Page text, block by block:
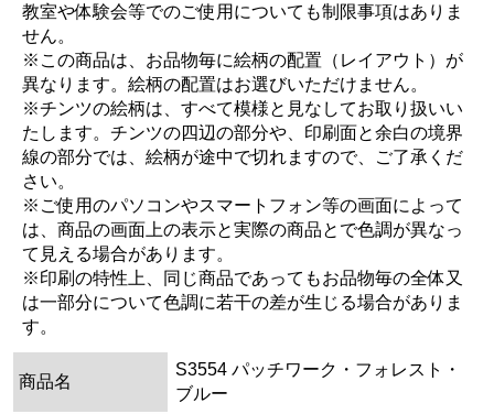
教室や体験会等でのご使用についても制限事項はありま
せん。
※この商品は、お品物毎に絵柄の配置（レイアウト）が
異なります。絵柄の配置はお選びいただけません。
※チンツの絵柄は、すべて模様と見なしてお取り扱いい
たします。チンツの四辺の部分や、印刷面と余白の境界
線の部分では、絵柄が途中で切れますので、ご了承くだ
さい。
※ご使用のパソコンやスマートフォン等の画面によって
は、商品の画面上の表示と実際の商品とで色調が異なっ
て見える場合があります。
※印刷の特性上、同じ商品であってもお品物毎の全体又
は一部分について色調に若干の差が生じる場合がありま
す。
商品名
S3554 パッチワーク・フォレスト・
ブルー